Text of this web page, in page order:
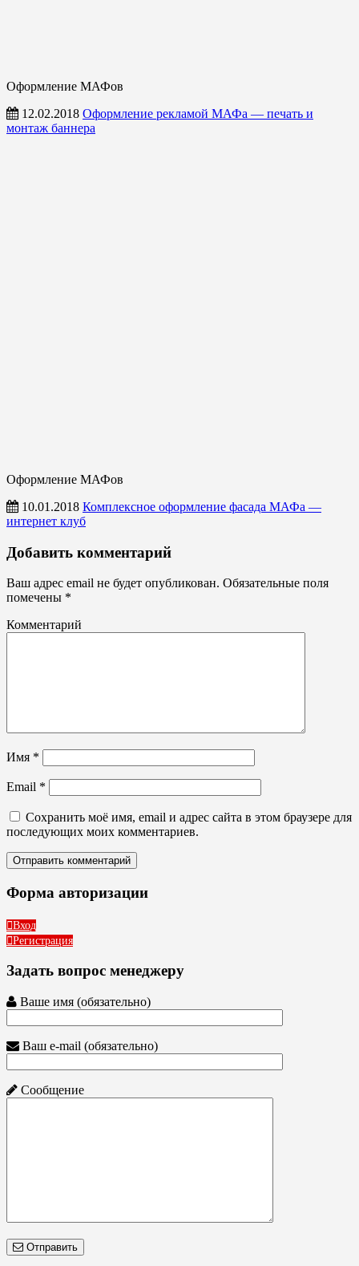
Оформление МАФов
12.02.2018 Оформление рекламой МАФа — печать и
монтаж баннера
Оформление МАФов
10.01.2018 Комплексное оформление фасада МАФа —
интернет клуб
Оформление
МАФов
Добавить комментарий
Ваш адрес email не будет опубликован. Обязательные поля
помечены *
Комментарий
Имя *
Email *
Сохранить моё имя, email и адрес сайта в этом браузере для
последующих моих комментариев.
Форма авторизации
Вход
Регистрация
Задать вопрос менеджеру
Ваше имя (обязательно)
Ваш e-mail (обязательно)
Сообщение
Отправить